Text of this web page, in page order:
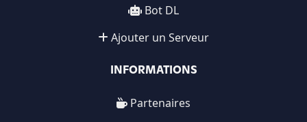
Bot DL
Ajouter un Serveur
INFORMATIONS
Partenaires